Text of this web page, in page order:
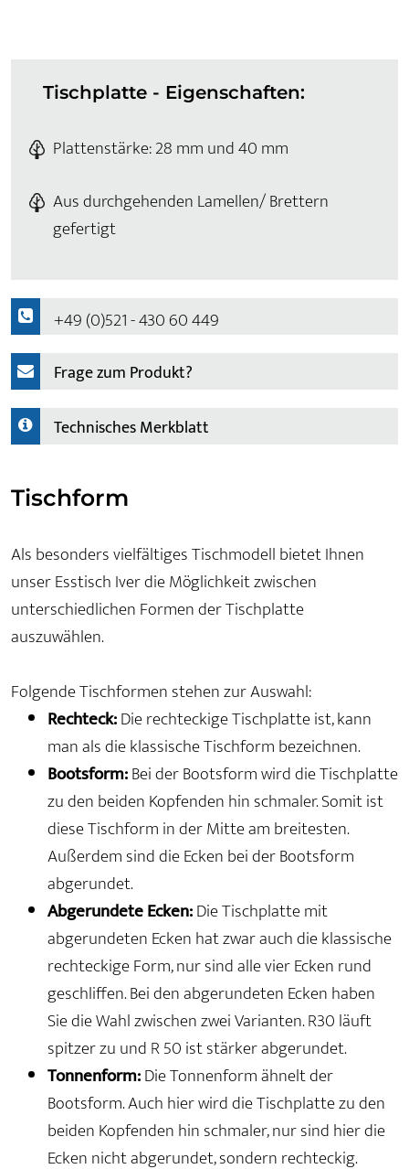
Tischplatte - Eigenschaften:
Plattenstärke: 28 mm und 40 mm
Aus durchgehenden Lamellen/ Brettern
gefertigt
+49 (0)521 - 430 60 449
Frage zum Produkt?
Technisches Merkblatt
Tischform
Als besonders vielfältiges Tischmodell bietet Ihnen
unser Esstisch Iver die Möglichkeit zwischen
unterschiedlichen Formen der Tischplatte
auszuwählen.
Folgende Tischformen stehen zur Auswahl:
Rechteck:Die rechteckige Tischplatte ist, kann
man als die klassische Tischform bezeichnen.
Bootsform:Bei der Bootsform wird die Tischplatte
zu den beiden Kopfenden hin schmaler. Somit ist
diese Tischform in der Mitte am breitesten.
Außerdem sind die Ecken bei der Bootsform
abgerundet.
Abgerundete Ecken:Die Tischplatte mit
abgerundeten Ecken hat zwar auch die klassische
rechteckige Form, nur sind alle vier Ecken rund
geschliffen. Bei den abgerundeten Ecken haben
Sie die Wahl zwischen zwei Varianten. R30 läuft
spitzer zu und R 50 ist stärker abgerundet.
Tonnenform:Die Tonnenform ähnelt der
Bootsform. Auch hier wird die Tischplatte zu den
beiden Kopfenden hin schmaler, nur sind hier die
Ecken nicht abgerundet, sondern rechteckig.